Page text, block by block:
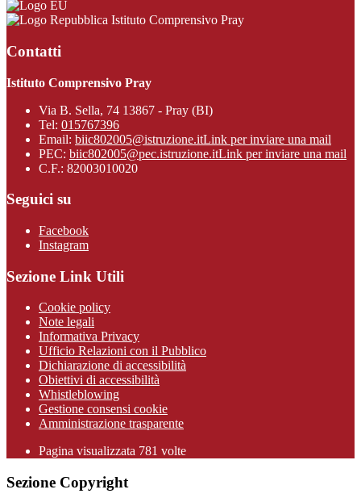
Istituto Comprensivo Pray
Contatti
Istituto Comprensivo Pray
Via B. Sella, 74 13867 - Pray (BI)
Tel: 015767396
Email: biic802005@istruzione.itLink per inviare una mail
PEC: biic802005@pec.istruzione.itLink per inviare una mail
C.F.: 82003010020
Seguici su
Facebook
Instagram
Sezione Link Utili
Cookie policy
Note legali
Informativa Privacy
Ufficio Relazioni con il Pubblico
Dichiarazione di accessibilità
Obiettivi di accessibilità
Whistleblowing
Gestione consensi cookie
Amministrazione trasparente
Pagina visualizzata 781 volte
Sezione Copyright